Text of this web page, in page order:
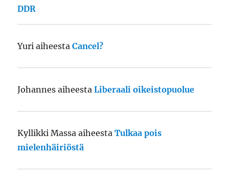
DDR
Yuri aiheestaCancel?
Johannes aiheestaLiberaali oikeistopuolue
Kyllikki Massa aiheestaTulkaa pois
mielenhäiriöstä